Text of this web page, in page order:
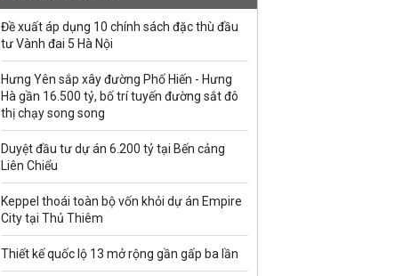
Đề xuất áp dụng 10 chính sách đặc thù đầu
tư Vành đai 5 Hà Nội
Hưng Yên sắp xây đường Phố Hiến - Hưng
Hà gần 16.500 tỷ, bố trí tuyến đường sắt đô
thị chạy song song
Duyệt đầu tư dự án 6.200 tỷ tại Bến cảng
Liên Chiểu
Keppel thoái toàn bộ vốn khỏi dự án Empire
City tại Thủ Thiêm
Thiết kế quốc lộ 13 mở rộng gần gấp ba lần